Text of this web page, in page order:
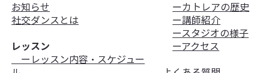
お知らせ
​社交ダンスとは
レッスン
ーレッスン内容・スケジュー
ーカトレアの歴史
ー講師紹介
ースタジオの様子
ーアクセス